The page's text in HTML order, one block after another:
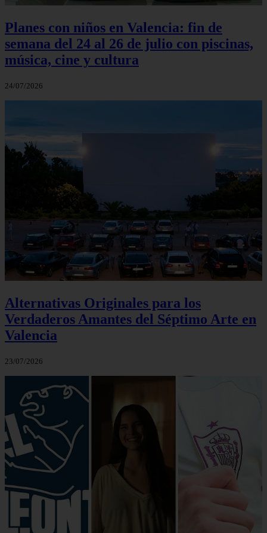
Planes con niños en Valencia: fin de
semana del 24 al 26 de julio con piscinas,
música, cine y cultura
24/07/2026
Alternativas Originales para los
Verdaderos Amantes del Séptimo Arte en
Valencia
23/07/2026